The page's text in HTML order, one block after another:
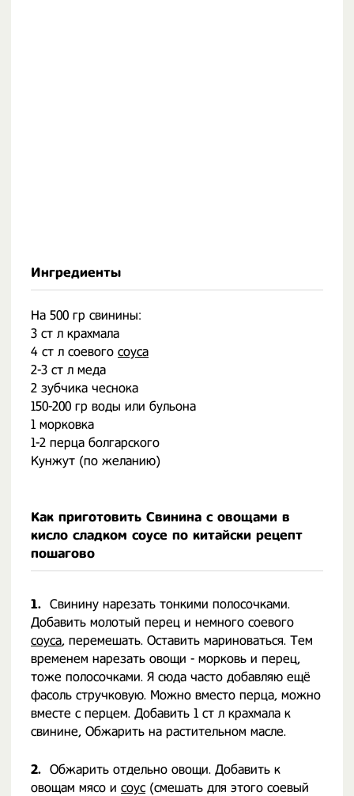
Ингредиенты
На 500 гр свинины:
3 ст л крахмала
4 ст л соевого соуса
2-3 ст л меда
2 зубчика чеснока
150-200 гр воды или бульона
1 морковка
1-2 перца болгарского
Кунжут (по желанию)
Как приготовить Свинина с овощами в
кисло сладком соусе по китайски рецепт
пошагово
1. Свинину нарезать тонкими полосочками.
Добавить молотый перец и немного соевого
соуса, перемешать. Оставить мариноваться. Тем
временем нарезать овощи - морковь и перец,
тоже полосочками. Я сюда часто добавляю ещё
фасоль стручковую. Можно вместо перца, можно
вместе с перцем. Добавить 1 ст л крахмала к
свинине, Обжарить на растительном масле.
2. Обжарить отдельно овощи. Добавить к
овощам мясо и соус (смешать для этого соевый